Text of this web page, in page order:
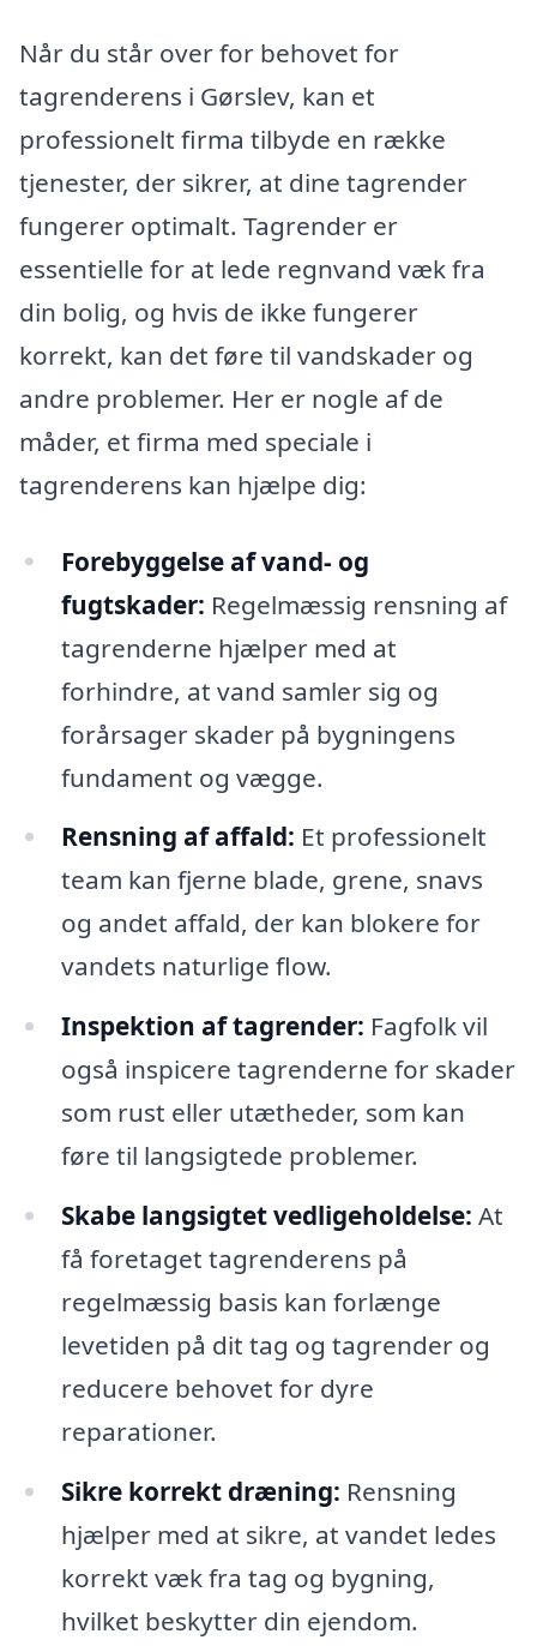
Når du står over for behovet for
tagrenderens i Gørslev, kan et
professionelt firma tilbyde en række
tjenester, der sikrer, at dine tagrender
fungerer optimalt. Tagrender er
essentielle for at lede regnvand væk fra
din bolig, og hvis de ikke fungerer
korrekt, kan det føre til vandskader og
andre problemer. Her er nogle af de
måder, et firma med speciale i
tagrenderens kan hjælpe dig:
Forebyggelse af vand- og
fugtskader: Regelmæssig rensning af
tagrenderne hjælper med at
forhindre, at vand samler sig og
forårsager skader på bygningens
fundament og vægge.
Rensning af affald: Et professionelt
team kan fjerne blade, grene, snavs
og andet affald, der kan blokere for
vandets naturlige flow.
Inspektion af tagrender: Fagfolk vil
også inspicere tagrenderne for skader
som rust eller utætheder, som kan
føre til langsigtede problemer.
Skabe langsigtet vedligeholdelse: At
få foretaget tagrenderens på
regelmæssig basis kan forlænge
levetiden på dit tag og tagrender og
reducere behovet for dyre
reparationer.
Sikre korrekt dræning: Rensning
hjælper med at sikre, at vandet ledes
korrekt væk fra tag og bygning,
hvilket beskytter din ejendom.